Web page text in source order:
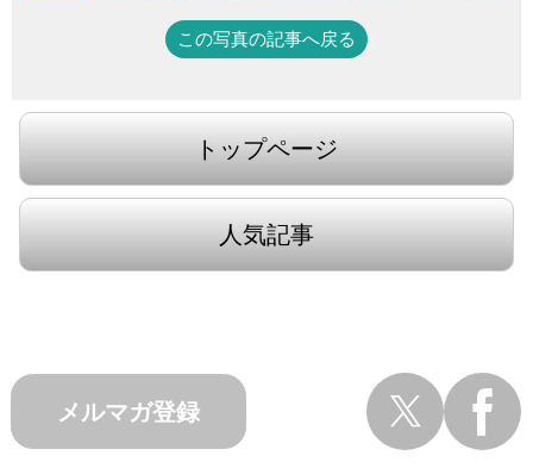
この写真の記事へ戻る
トップページ
人気記事
メルマガ登録